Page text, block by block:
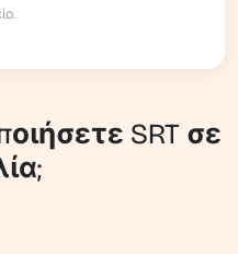
SRT σε